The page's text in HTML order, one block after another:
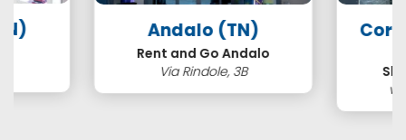
Andalo (TN)
Rent and Go Andalo
Via Rindole, 3B